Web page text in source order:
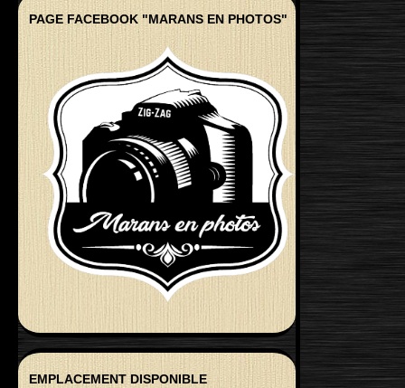
PAGE FACEBOOK "MARANS EN PHOTOS"
EMPLACEMENT DISPONIBLE